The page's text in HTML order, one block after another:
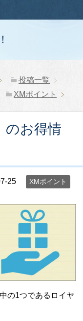
投稿一覧
XMポイント
のお得情
25 XMポイント
の1つであるロイヤ